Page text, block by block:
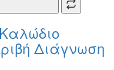
Διάγνωση